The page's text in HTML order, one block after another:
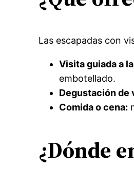
Las escapadas con
Visita guiada a
embotellado.
Degustación de
Comida o cena:
¿Dónde